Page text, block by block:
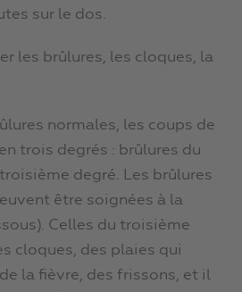
sur le dos.
les brûlures, les cloques, la
normales, les coups de
trois degrés : brûlures du
degré. Les brûlures
être soignées à la
Celles du troisième
cloques, des plaies qui
la fièvre, des frissons, et il